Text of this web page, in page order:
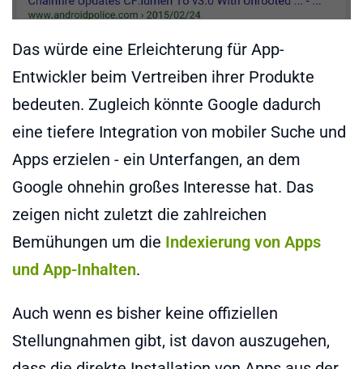
Das würde eine Erleichterung für App-
Entwickler beim Vertreiben ihrer Produkte
bedeuten. Zugleich könnte Google dadurch
eine tiefere Integration von mobiler Suche und
Apps erzielen - ein Unterfangen, an dem
Google ohnehin großes Interesse hat. Das
zeigen nicht zuletzt die zahlreichen
Bemühungen um die Indexierung von Apps
und App-Inhalten.
Auch wenn es bisher keine offiziellen
Stellungnahmen gibt, ist davon auszugehen,